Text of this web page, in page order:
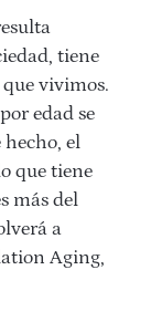
tiene
vivimos.
edad se
el
que tiene
más del
a
Aging,